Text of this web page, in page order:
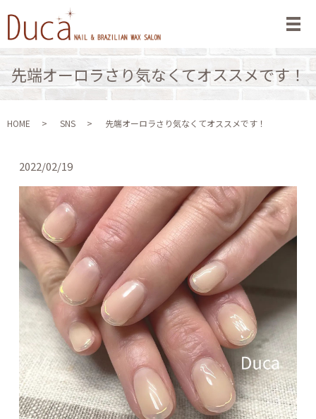
メ
先端オーロラさり気なくてオススメです！
HOME SNS 先端オーロラさり気なくてオススメです！
2022/02/19